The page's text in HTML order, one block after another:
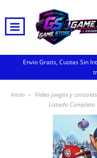
Envio Gratis, Cuotas Sin
Inicio - Video juegos y consolas
Listado Completo